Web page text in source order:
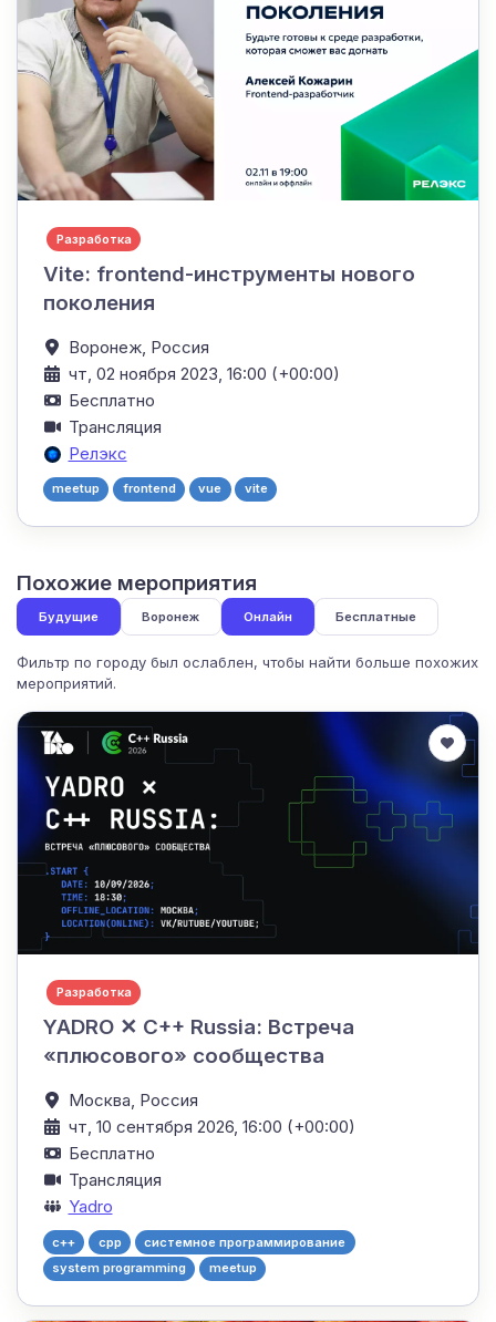
Разработка
Vite: frontend-инструменты нового
поколения
Воронеж, Россия
чт, 02 ноября 2023, 16:00 (+00:00)
Бесплатно
Трансляция
Релэкс
meetup frontend vue vite
Похожие мероприятия
Будущие Воронеж Онлайн Бесплатные
Фильтр по городу был ослаблен, чтобы найти больше похожих
мероприятий.
Разработка
YADRO ✕ C++ Russia: Встреча
«плюсового» сообщества
Москва, Россия
чт, 10 сентября 2026, 16:00 (+00:00)
Бесплатно
Трансляция
Yadro
c++ cpp
системное программирование
system programming
meetup